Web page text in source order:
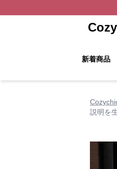
新着商品
説明を